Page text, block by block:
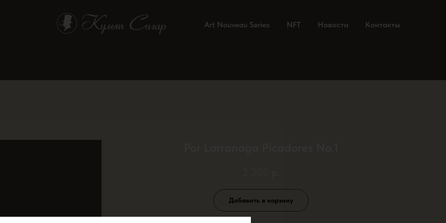
Art Nouveau Series NFT Новости Контакты
Добавить в корзину